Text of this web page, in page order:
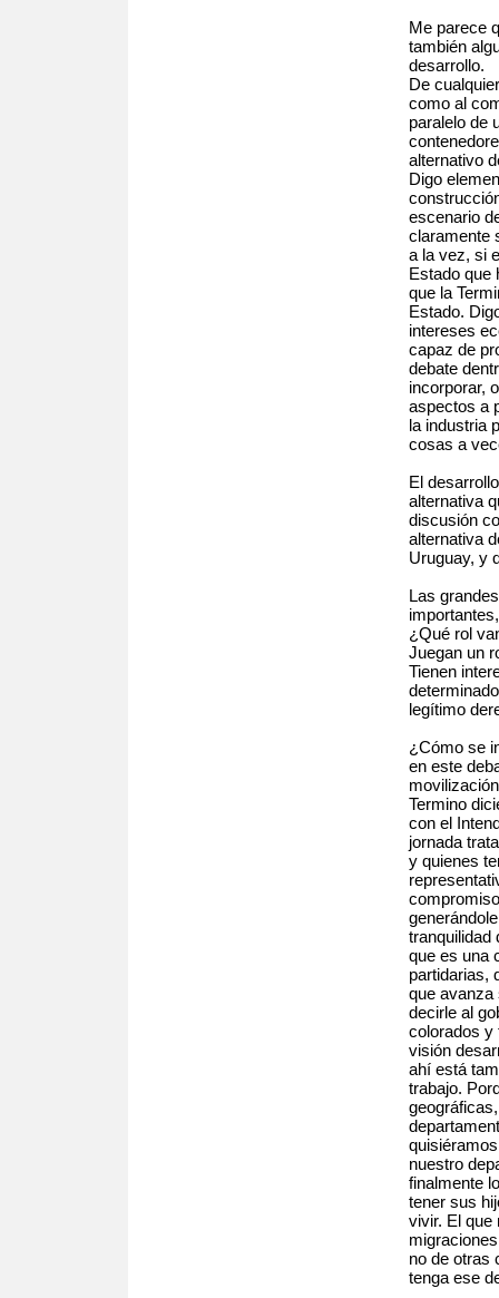
Me parece
también
desarrollo.
De
como al
paralelo de
alternativo
Digo
escenario
claramente
a la vez, si
Estado que
que la
Estado.
intereses
capaz de
debate
incorporar,
aspectos a
la industria
cosas a
El
alternativa
discusión
alternativa
Uruguay, y
Las
¿Qué rol
Juegan un
Tienen
legítimo
¿Cómo se
en este
Termino
con el
jornada
y quienes
tranquilidad
que es una
partidarias,
que avanza
decirle al
colorados y
visión
ahí está
trabajo.
nuestro
finalmente
tener sus
vivir. El que
no de otras
tenga ese